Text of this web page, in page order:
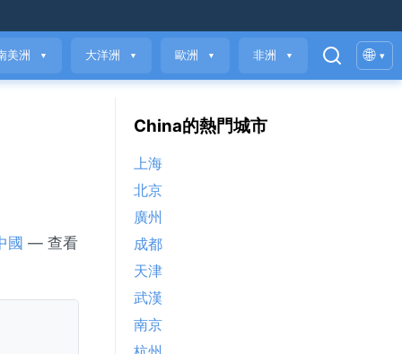
美洲 ▼ 大洋洲 ▼ 歐洲 ▼ 非洲 ▼ 🌐 ▾
國 — 查看
China的熱門城市
上海
北京
廣州
成都
天津
武漢
南京